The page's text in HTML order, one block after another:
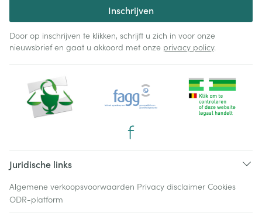
Inschrijven
Door op inschrijven te klikken, schrijft u zich in voor onze
nieuwsbrief en gaat u akkoord met onze privacy policy.
Juridische links
Algemene verkoopsvoorwaarden Privacy disclaimer Cookies
ODR-platform